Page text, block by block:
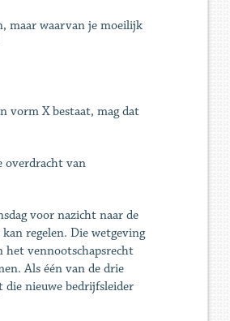
maar waarvan je moeilijk
vorm X bestaat, mag dat
overdracht van
voor nazicht naar de
regelen. Die wetgeving
het vennootschapsrecht
Als één van de drie
nieuwe bedrijfsleider